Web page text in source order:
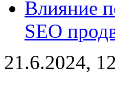
Влияние
SEO
21.6.2024,